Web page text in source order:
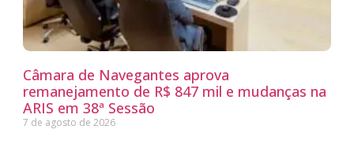
Câmara de Navegantes aprova
remanejamento de R$ 847 mil e mudanças na
ARIS em 38ª Sessão
7 de agosto de 2026